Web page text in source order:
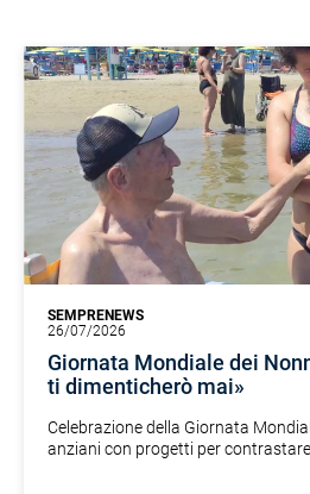
SEMPRENEWS
26/07/2026
Giornata Mondiale dei
ti dimenticherò mai»
Celebrazione della Giornata
anziani con progetti per